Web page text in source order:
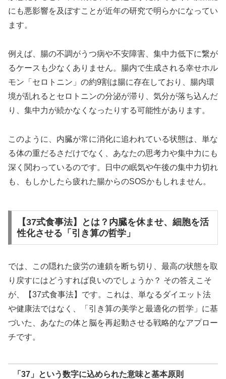
にも悪影響を及ぼすことが近年の研究で明らかになってい
ます。
例えば、腸の不調がうつ病や不安障害、集中力低下に繋が
るケースも少なくありません。腸内で生成される幸せホル
モン「セロトニン」の約9割は腸に存在しており、腸内環
境が乱れるとセロトニンの分泌が滞り、気分が落ち込んだ
り、集中力が続かなくなったりする可能性があります。
このように、内臓が常に消化に追われている状態は、単な
る体の重だるさだけでなく、あなたの思考力や集中力にも
深く関わっているのです。日中の眠気や午後の集中力切れ
も、もしかしたら疲れた腸からのSOSかもしれません。
【37式食事法】とは？内臓を休ませ、細胞を活
性化させる「引き算の哲学」
では、この隠れた疲労の連鎖を断ち切り、最高の状態を取
り戻すにはどうすれば良いのでしょうか？ その答えこそ
が、【37式食事法】です。これは、単なるダイエット法
や健康法ではなく、「引き算の美学と最適化の哲学」に基
づいた、あなたの体と脳を再起動させる戦略的なアプロー
チです。
「37」という数字に込められた意味と基本原則